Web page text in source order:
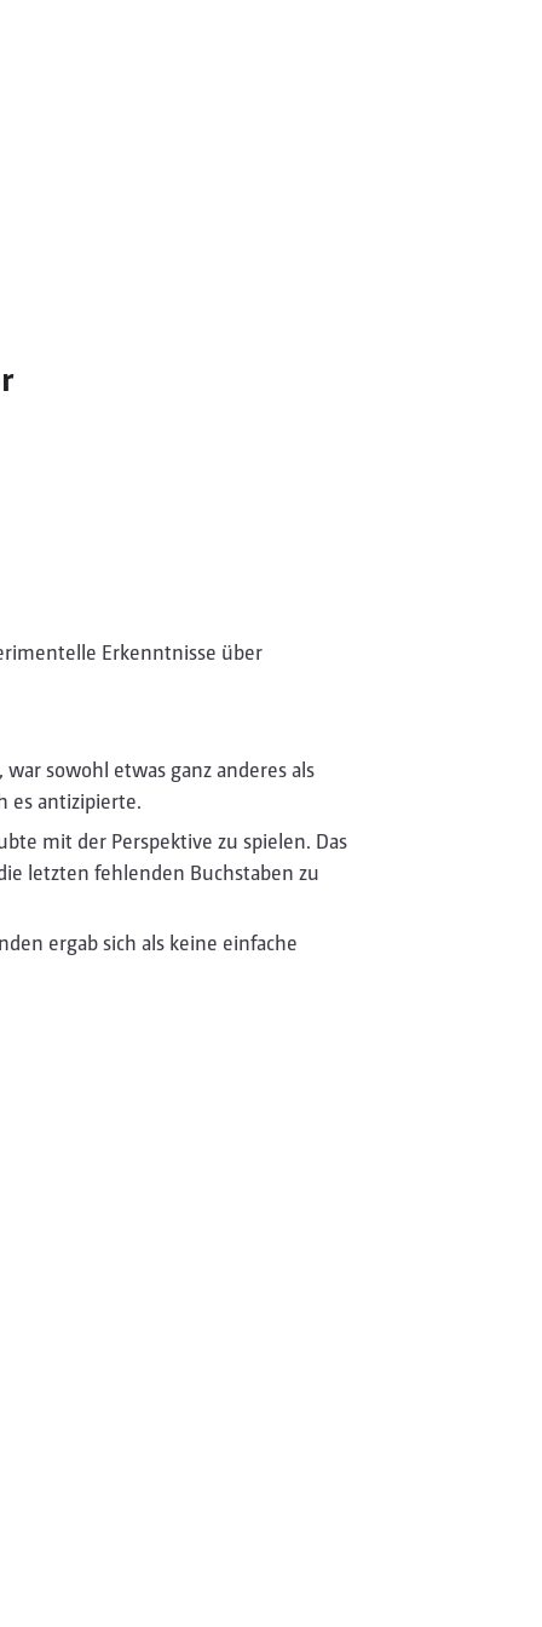
Erkenntnisse über
sowohl etwas ganz anderes als
es antizipierte.
mit der Perspektive zu spielen. Das
letzten fehlenden Buchstaben zu
ergab sich als keine einfache